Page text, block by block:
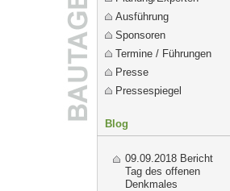
Ausführung
Sponsoren
Termine / Führungen
Presse
Pressespiegel
Blog
09.09.2018 Bericht
Tag des offenen
Denkmales